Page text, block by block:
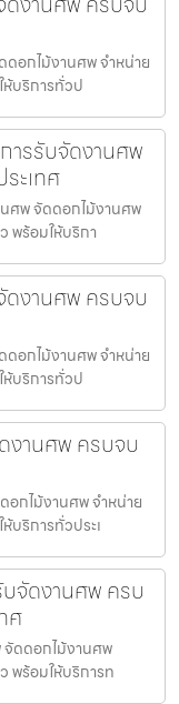
อกไม้งานศพ จำหน่าย
ห้บริการทั่วป
ารรับจัดงานศพ
ะเทศ
ศพ จัดดอกไม้งานศพ
พร้อมให้บริกา
งานศพ ครบจบ
อกไม้งานศพ จำหน่าย
ห้บริการทั่วป
งานศพ ครบจบ
กไม้งานศพ จำหน่าย
บริการทั่วประเ
บจัดงานศพ ครบ
ศ
จัดดอกไม้งานศพ
พร้อมให้บริการท